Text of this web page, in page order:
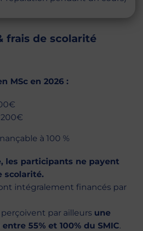
frais de scolarité
MSc en 2026 :
200€
à 100 %
les participants ne payent
scolarité.
intégralement financés par
par ailleurs une
55% et 100% du SMIC.